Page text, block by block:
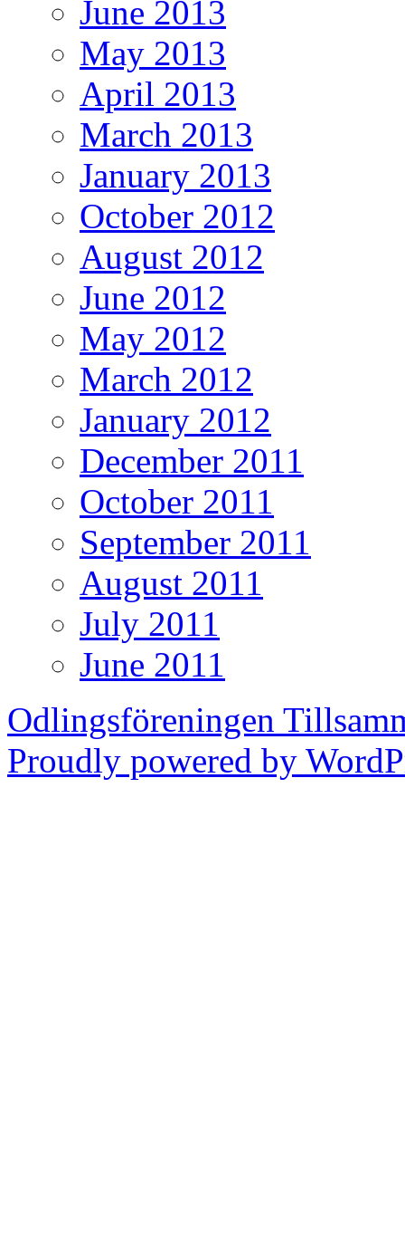
June 2013
May 2013
April 2013
March 2013
January 2013
October 2012
August 2012
June 2012
May 2012
March 2012
January 2012
December 2011
October 2011
September 2011
August 2011
July 2011
June 2011
Odlingsföreningen
Proudly powered by